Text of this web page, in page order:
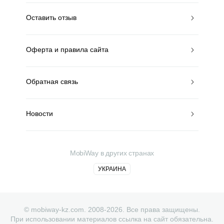
Оставить отзыв
Оферта и правила сайта
Обратная связь
Новости
MobiWay в других странах
УКРАИНА
© mobiway-kz.com. 2008-2026. Все права защищены.
При использовании материалов ссылка на сайт обязательна.